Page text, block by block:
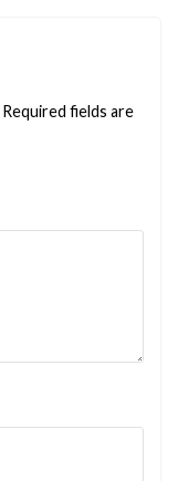
Required fields are